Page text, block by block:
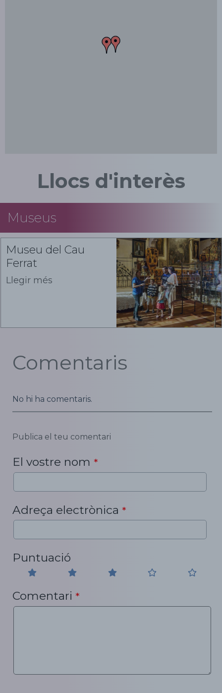
Llocs d'interès
Museus
Museu del Cau
Ferrat
Llegir més
Comentaris
No hi ha comentaris.
Publica el teu comentari
El vostre nom *
Adreça electrònica *
Puntuació
Comentari *